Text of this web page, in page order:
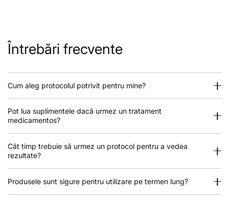
Întrebări frecvente
Cum aleg protocolul potrivit pentru mine?
Pot lua suplimentele dacă urmez un tratament
medicamentos?
Cât timp trebuie să urmez un protocol pentru a vedea
rezultate?
Produsele sunt sigure pentru utilizare pe termen lung?